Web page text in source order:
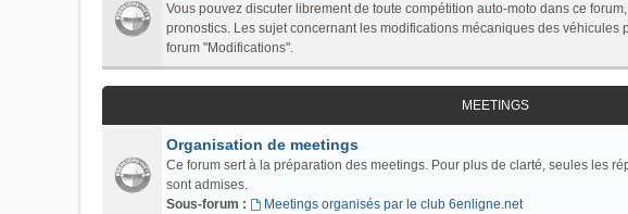
Vous pouvez discuter librement de toute compétition auto-moto dans ce
pronostics. Les sujet concernant les modifications mécaniques des véhicules
forum "Modifications".
MEETINGS
Organisation de meetings
Ce forum sert à la préparation des meetings. Pour plus de clarté, seules les
sont admises.
Sous-forum :
Meetings organisés par le club 6enligne.net